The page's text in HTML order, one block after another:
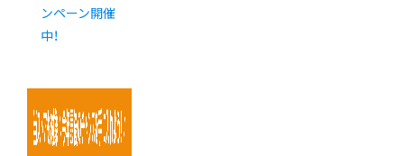
ンペーン開催
中！